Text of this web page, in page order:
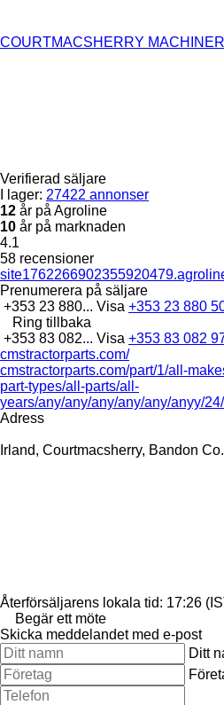
COURTMACSHERRY
Verifierad säljare
I lager: 27422 annonser
12 år på Agroline
10 år på marknaden
4.1
58 recensioner
Prenumerera på säljare
+353 23 880... Visa +353 23 880
Ring tillbaka
+353 83 082... Visa +353 83 082
cmstractorparts.com/
cmstractorparts.com/part/1/all-
part-types/all-parts/all-
years/any/any/any/any/any/anyy/
Adress
Irland, Courtmacsherry, Bandon
Återförsäljarens lokala tid: 17:26
Begär ett möte
Skicka meddelandet med e-post
Ditt